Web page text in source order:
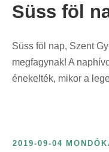
Süss föl
Süss föl nap, Szent
megfagynak! A
énekelték, mikor a
2019-09-04